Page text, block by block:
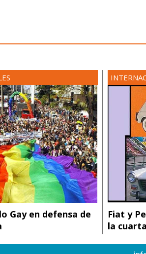
Gay en defensa de
Fiat y
la